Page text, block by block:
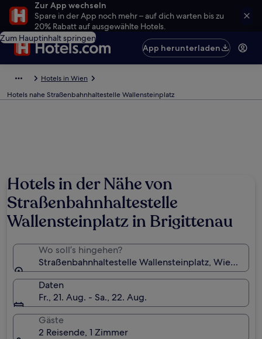
Zur App wechseln
Spare in der App noch mehr – auf dich warten bis zu
20% Rabatt auf ausgewählte Hotels.
Zum Hauptinhalt springen
App herunterladen
Hotels in Wien
Hotels nahe Straßenbahnhaltestelle Wallensteinplatz
Hotels in der Nähe von
Straßenbahnhaltestelle
Wallensteinplatz in Brigittenau
Wo soll’s hingehen?
Straßenbahnhaltestelle Wallensteinplatz, Wien,
Daten
Fr., 21. Aug. - Sa., 22. Aug.
Gäste
2 Reisende, 1 Zimmer